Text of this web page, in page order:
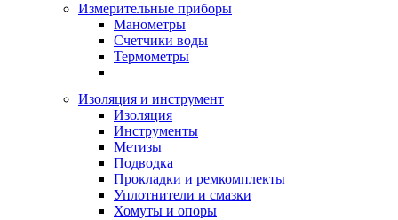
Измерительные приборы
Манометры
Счетчики воды
Термометры
Изоляция и инструмент
Изоляция
Инструменты
Метизы
Подводка
Прокладки и ремкомплекты
Уплотнители и смазки
Хомуты и опоры